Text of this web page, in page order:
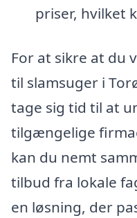
priser, hvilket
For at sikre at du
til slamsuger i
tage sig tid til at
tilgængelige
kan du nemt
tilbud fra lokale
en løsning, der